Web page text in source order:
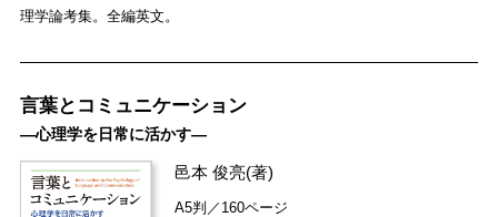
理学論考集。全編英文。
言葉とコミュニケーション
―心理学を日常に活かす―
邑本 俊亮(著)
A5判／160ページ